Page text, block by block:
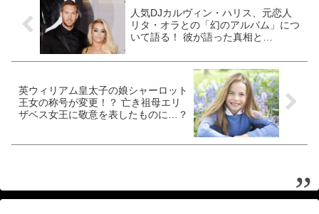
人気DJカルヴィン・ハリス、元恋人
リタ・オラとの「幻のアルバム」につ
いて語る！ 彼が語った真相と
英ウィリアム皇太子の娘シャーロット
王女の称号が変更！？ 亡き祖母エリ
ザベス女王に敬意を表したものに…？